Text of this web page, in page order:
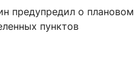
предупредил о
пунктов